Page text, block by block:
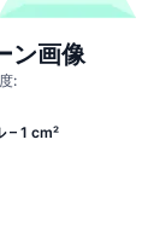
ン画像
:
– 1 cm²